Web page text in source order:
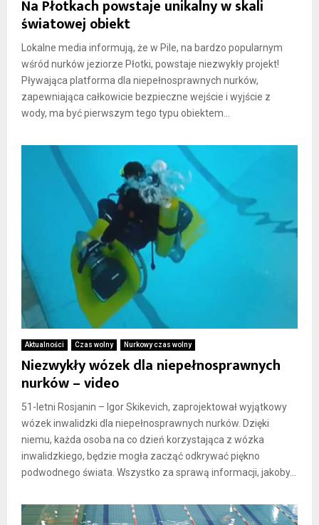
Na Płotkach powstaje unikalny w skali
światowej obiekt
Lokalne media informują, że w Pile, na bardzo popularnym
wśród nurków jeziorze Płotki, powstaje niezwykły projekt!
Pływająca platforma dla niepełnosprawnych nurków,
zapewniająca całkowicie bezpieczne wejście i wyjście z
wody, ma być pierwszym tego typu obiektem...
Aktualności Czas wolny Nurkowy czas wolny
Niezwykły wózek dla niepełnosprawnych
nurków – video
51-letni Rosjanin – Igor Skikevich, zaprojektował wyjątkowy
wózek inwalidzki dla niepełnosprawnych nurków. Dzięki
niemu, każda osoba na co dzień korzystająca z wózka
inwalidzkiego, będzie mogła zacząć odkrywać piękno
podwodnego świata. Wszystko za sprawą informacji, jakoby...